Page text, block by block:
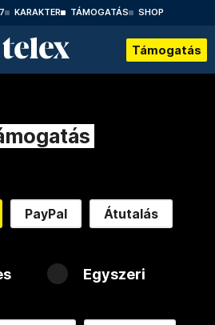
KARAKTER TÁMOGATÁS SHOP
Támogatás
PayPal Átutalás
Egyszeri